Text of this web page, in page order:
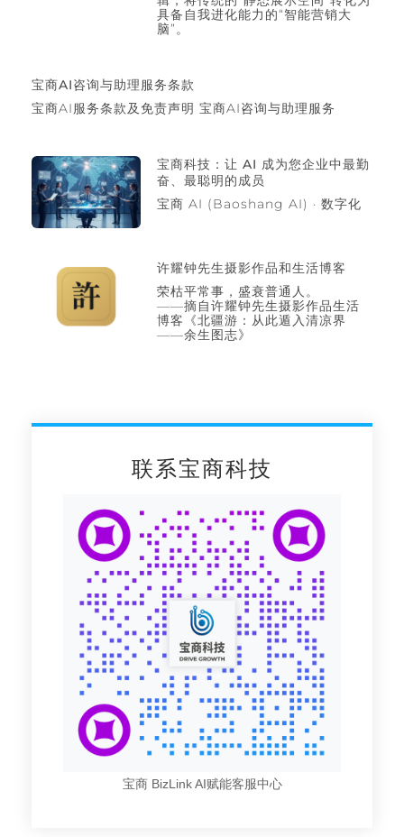
具备自我进化能力的“智能营销大
脑”。
宝商AI咨询与助理服务条款
宝商AI服务条款及免责声明 宝商AI咨询与助理服务
宝商科技：让 AI 成为您企业中最勤
奋、最聪明的成员
宝商 AI (Baoshang AI) · 数字化
许耀钟先生摄影作品和生活博客
荣枯平常事，盛衰普通人。
——摘自许耀钟先生摄影作品生活
博客《北疆游：从此遁入清凉界
——余生图志》
联系宝商科技
宝商 BizLink AI赋能客服中心